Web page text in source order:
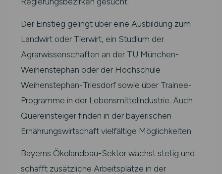
Der Einstieg gelingt über eine Ausbildung zum
Landwirt oder Tierwirt, ein Studium der
Agrarwissenschaften an der TU München-
Weihenstephan oder der Hochschule
Weihenstephan-Triesdorf sowie über Trainee-
Programme in der Lebensmittelindustrie. Auch
Quereinsteiger finden in der bayerischen
Ernährungswirtschaft vielfältige Möglichkeiten.
Bayerns Ökolandbau-Sektor wächst stetig und
schafft zusätzliche Arbeitsplätze in der